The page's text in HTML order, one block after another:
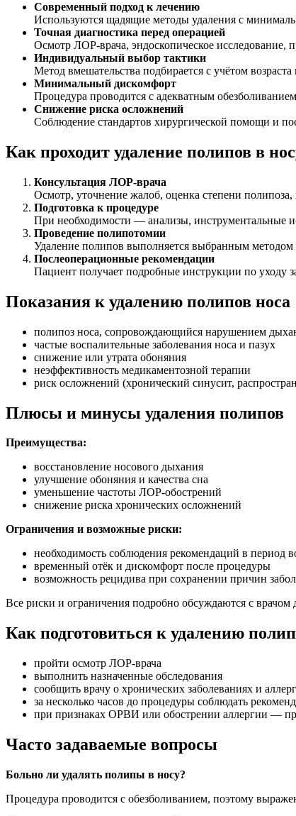
Современный подход к лечению
Используются щадящие методы удаления с
Точная диагностика перед операцией
Осмотр ЛОР-врача, эндоскопическое
Индивидуальный выбор тактики
Метод вмешательства подбирается с учётом
Минимальный дискомфорт
Процедура проводится с адекватным
Снижение риска осложнений
Соблюдение стандартов хирургической помощи и
Как проходит удаление полипов в
Консультация ЛОР-врача
Осмотр, уточнение жалоб, оценка степени полипоза,
Подготовка к процедуре
При необходимости — анализы, инструментальные
Проведение полипотомии
Удаление полипов выполняется выбранным методом
Послеоперационные рекомендации
Пациент получает подробные инструкции по уходу
Показания к удалению полипов носа
полипоз носа, сопровождающийся нарушением
частые воспалительные заболевания носа и пазух
снижение или утрата обоняния
неэффективность медикаментозной терапии
риск осложнений (хронический синусит,
Плюсы и минусы удаления полипов
Преимущества:
восстановление носового дыхания
улучшение обоняния и качества сна
уменьшение частоты ЛОР-обострений
снижение риска хронических осложнений
Ограничения и возможные риски:
необходимость соблюдения рекомендаций в период
временный отёк и дискомфорт после процедуры
возможность рецидива при сохранении причин
Все риски и ограничения подробно обсуждаются с врачом
Как подготовиться к удалению
пройти осмотр ЛОР-врача
выполнить назначенные обследования
сообщить врачу о хронических заболеваниях и
за несколько часов до процедуры соблюдать
при признаках ОРВИ или обострении аллергии —
Часто задаваемые вопросы
Больно ли удалять полипы в носу?
Процедура проводится с обезболиванием, поэтому